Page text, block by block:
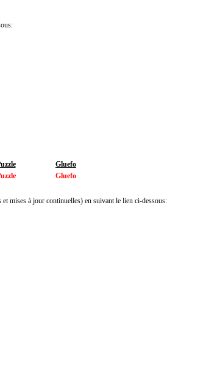
Gluefo
Gluefo
mises à jour continuelles) en suivant le lien ci-dessous: